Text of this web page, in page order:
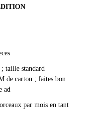
taille standard
de carton ; faites bon
ad
par mois en tant